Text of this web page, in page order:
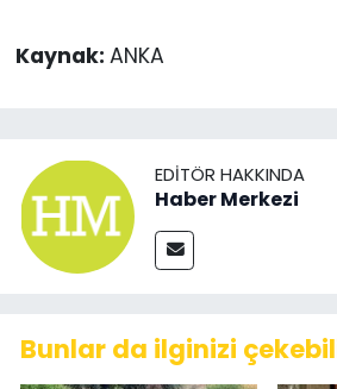
Kaynak: ANKA
EDITÖR HAKKINDA
Haber Merkezi
Bunlar da ilginizi